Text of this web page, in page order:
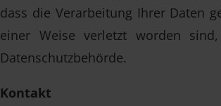
dass die Verarbeitung Ihrer Daten
einer Weise verletzt worden
Datenschutzbehörde.
Kontakt